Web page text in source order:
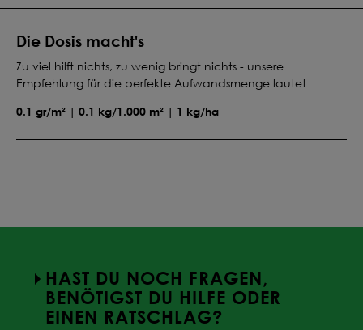
Die Dosis macht's
Zu viel hilft nichts, zu wenig bringt nichts - unsere
Empfehlung für die perfekte Aufwandsmenge lautet
0.1 gr/m² | 0.1 kg/1.000 m² | 1 kg/ha
HAST DU NOCH FRAGEN,
BENÖTIGST DU HILFE ODER
EINEN RATSCHLAG?